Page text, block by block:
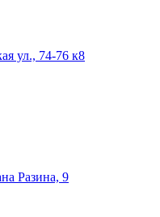
ул., 74-76 к8
Разина, 9